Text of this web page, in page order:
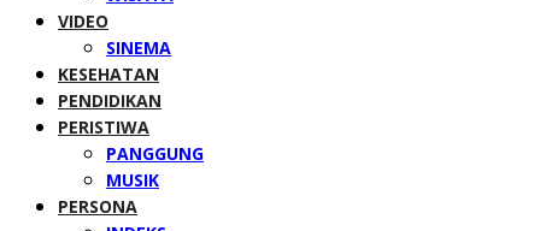
VIDEO
SINEMA
KESEHATAN
PENDIDIKAN
PERISTIWA
PANGGUNG
MUSIK
PERSONA